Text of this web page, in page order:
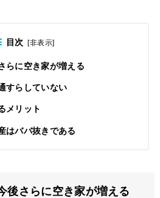
目次 [非表示]
らに空き家が増える
すらしていない
メリット
はババ抜きである
後さらに空き家が増える